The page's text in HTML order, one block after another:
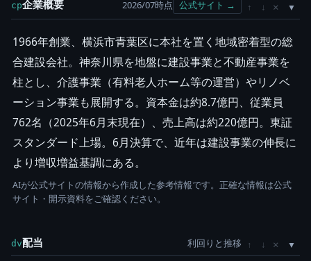
cp企業概要 2026/07時点 公式サイト → ↑ ↓ ×
1966年創業、横浜市青葉区に本社を置く地域密着型の総
合建設会社。神奈川県を地盤に建設事業と不動産事業を
柱とし、介護事業（有料老人ホーム等の運営）やリノベ
ーション事業も展開する。資本金は約8.7億円、従業員
762名（2025年6月末現在）、売上高は約220億円。東証
スタンダード上場。6月決算で、近年は建設事業の伸長に
より増収増益基調にある。
AIが公式サイトの情報から作成した参考情報です。正確な情報は公式
サイト・開示資料をご確認ください。
dv配当 利回りと推移 ↑ ↓ ×